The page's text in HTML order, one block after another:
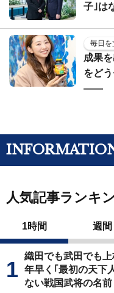
子｣は
毎日を
成果
をど
——
人気記事ランキ
1時間 週間
織田でも武田でも
年早く｢最初の天下
ない戦国武将の名前